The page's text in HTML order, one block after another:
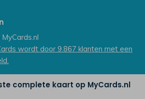
MyCards.nl
wordt door 9.867 klanten met een
complete kaart op MyCards.nl